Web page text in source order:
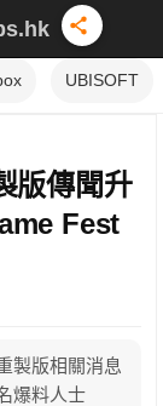
UBISOFT
版傳聞升
Fest
製版相關消息
爆料人士